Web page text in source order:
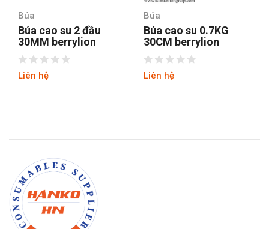
Búa
Búa cao su 2 đầu
30MM berrylion
Liên hệ
Búa
Búa cao su 0.7KG
30CM berrylion
Liên hệ